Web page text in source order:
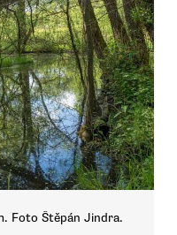
Foto Štěpán Jindra.